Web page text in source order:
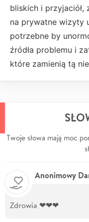
bliskich i przyjaciół,
na prywatne wizyty
potrzebne by
źródła problemu i
które zamienią tą
Twoje słowa mają moc
Anonimowy
Zdrowia ❤❤❤